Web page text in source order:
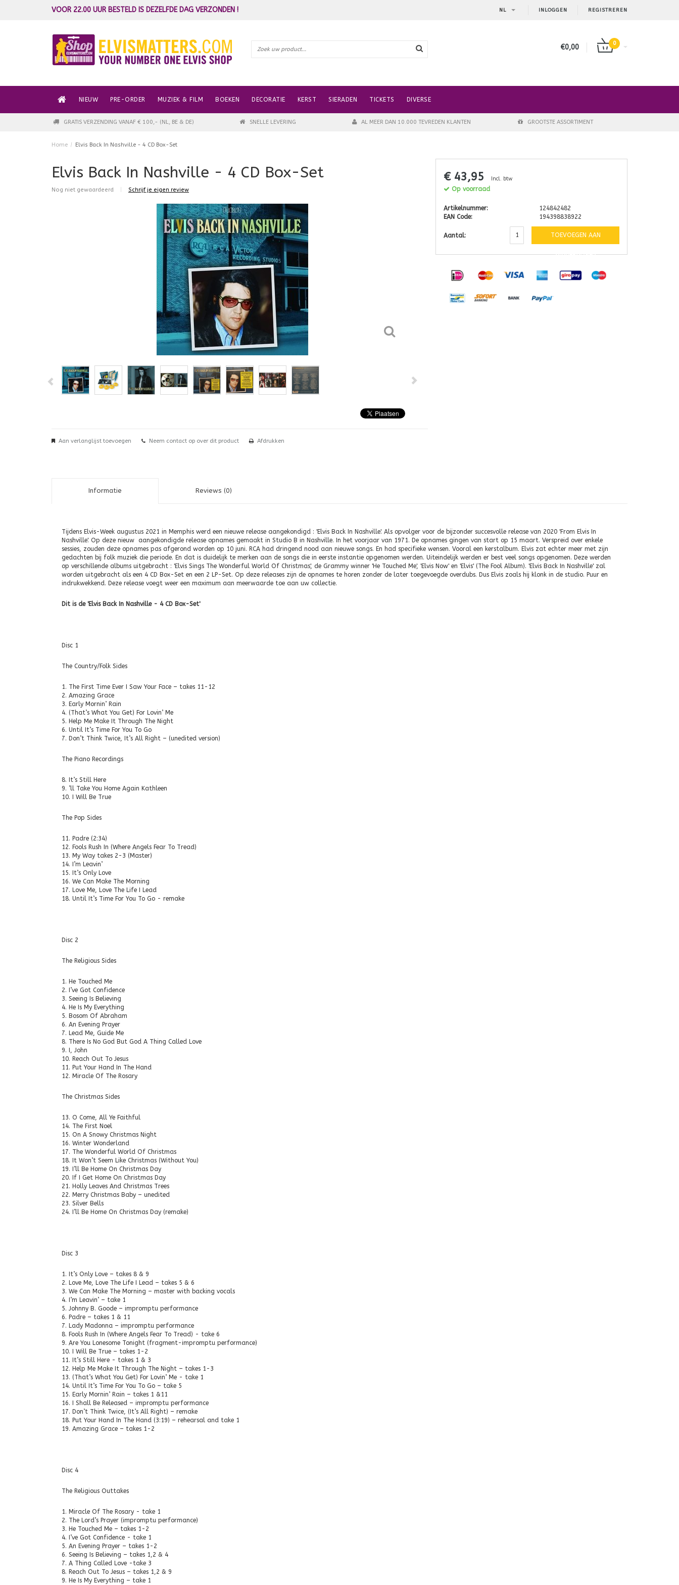
INLOGGEN REGISTREREN
NL
VOOR 22.00 UUR BESTELD IS DEZELFDE DAG VERZONDEN !
€0,00 0
NIEUW PRE-ORDER MUZIEK & FILM BOEKEN DECORATIE KERST SIERADEN TICKETS DIVERSE
GRATIS VERZENDING VANAF € 100,- (NL, BE & DE) SNELLE LEVERING AL MEER DAN 10.000 TEVREDEN KLANTEN GROOTSTE ASSORTIMENT
Home / Elvis Back In Nashville - 4 CD Box-Set
Elvis Back In Nashville - 4 CD Box-Set
Nog niet gewaardeerd Schrijf je eigen review
Aan verlanglijst toevoegen Neem contact op over dit product Afdrukken
€ 43,95 Incl. btw
Op voorraad
Artikelnummer:
124842482
EAN Code:
194398838922
Aantal: TOEVOEGEN AAN
WINKELWAGEN
Informatie Reviews (0)
Tijdens Elvis-Week augustus 2021 in Memphis werd een nieuwe release aangekondigd : 'Elvis Back In Nashville'. Als opvolger voor de bijzonder succesvolle release van 2020 'From Elvis In
Nashville'. Op deze nieuw aangekondigde release opnames gemaakt in Studio B in Nashville. In het voorjaar van 1971. De opnames gingen van start op 15 maart. Verspreid over enkele
sessies, zouden deze opnames pas afgerond worden op 10 juni. RCA had dringend nood aan nieuwe songs. En had specifieke wensen. Vooral een kerstalbum. Elvis zat echter meer met zijn
gedachten bij folk muziek die periode. En dat is duidelijk te merken aan de songs die in eerste instantie opgenomen werden. Uiteindelijk werden er best veel songs opgenomen. Deze werden
op verschillende albums uitgebracht : 'Elvis Sings The Wonderful World Of Christmas', de Grammy winner 'He Touched Me', 'Elvis Now' en 'Elvis' (The Fool Album). 'Elvis Back In Nashville' zal
worden uitgebracht als een 4 CD Box-Set en een 2 LP-Set. Op deze releases zijn de opnames te horen zonder de later toegevoegde overdubs. Dus Elvis zoals hij klonk in de studio. Puur en
indrukwekkend. Deze release voegt weer een maximum aan meerwaarde toe aan uw collectie.
Dit is de 'Elvis Back In Nashville - 4 CD Box-Set'
Disc 1
The Country/Folk Sides
1. The First Time Ever I Saw Your Face – takes 11-12
2. Amazing Grace
3. Early Mornin’ Rain
4. (That’s What You Get) For Lovin’ Me
5. Help Me Make It Through The Night
6. Until It’s Time For You To Go
7. Don’t Think Twice, It’s All Right – (unedited version)
The Piano Recordings
8. It’s Still Here
9. ’ll Take You Home Again Kathleen
10. I Will Be True
The Pop Sides
11. Padre (2:34)
12. Fools Rush In (Where Angels Fear To Tread)
13. My Way takes 2-3 (Master)
14. I’m Leavin’
15. It’s Only Love
16. We Can Make The Morning
17. Love Me, Love The Life I Lead
18. Until It’s Time For You To Go - remake
Disc 2
The Religious Sides
1. He Touched Me
2. I’ve Got Confidence
3. Seeing Is Believing
4. He Is My Everything
5. Bosom Of Abraham
6. An Evening Prayer
7. Lead Me, Guide Me
8. There Is No God But God A Thing Called Love
9. I, John
10. Reach Out To Jesus
11. Put Your Hand In The Hand
12. Miracle Of The Rosary
The Christmas Sides
13. O Come, All Ye Faithful
14. The First Noel
15. On A Snowy Christmas Night
16. Winter Wonderland
17. The Wonderful World Of Christmas
18. It Won’t Seem Like Christmas (Without You)
19. I’ll Be Home On Christmas Day
20. If I Get Home On Christmas Day
21. Holly Leaves And Christmas Trees
22. Merry Christmas Baby – unedited
23. Silver Bells
24. I’ll Be Home On Christmas Day (remake)
Disc 3
1. It’s Only Love – takes 8 & 9
2. Love Me, Love The Life I Lead – takes 5 & 6
3. We Can Make The Morning – master with backing vocals
4. I’m Leavin’ – take 1
5. Johnny B. Goode – impromptu performance
6. Padre – takes 1 & 11
7. Lady Madonna – impromptu performance
8. Fools Rush In (Where Angels Fear To Tread) - take 6
9. Are You Lonesome Tonight (fragment-impromptu performance)
10. I Will Be True – takes 1-2
11. It’s Still Here - takes 1 & 3
12. Help Me Make It Through The Night – takes 1-3
13. (That’s What You Get) For Lovin’ Me - take 1
14. Until It’s Time For You To Go – take 5
15. Early Mornin’ Rain – takes 1 &11
16. I Shall Be Released – impromptu performance
17. Don’t Think Twice, (It’s All Right) – remake
18. Put Your Hand In The Hand (3:19) – rehearsal and take 1
19. Amazing Grace – takes 1-2
Disc 4
The Religious Outtakes
1. Miracle Of The Rosary - take 1
2. The Lord’s Prayer (impromptu performance)
3. He Touched Me – takes 1-2
4. I’ve Got Confidence - take 1
5. An Evening Prayer – takes 1-2
6. Seeing Is Believing – takes 1,2 & 4
7. A Thing Called Love -take 3
8. Reach Out To Jesus – takes 1,2 & 9
9. He Is My Everything – take 1